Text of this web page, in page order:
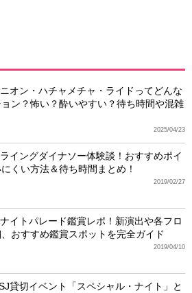
ニオン・ハチャメチャ・ライドってどんな
ン？怖い？酔いやすい？待ち時間や混雑
2025/04/23
ライングダイナソー体験談！おすすめポイ
くい方法＆待ち時間まとめ！
2019/02/27
ナイトパレード鑑賞レポ！新演出や各フロ
おすすめ鑑賞スポットを完全ガイド
2019/04/10
貸切イベント「スペシャル・ナイト」と